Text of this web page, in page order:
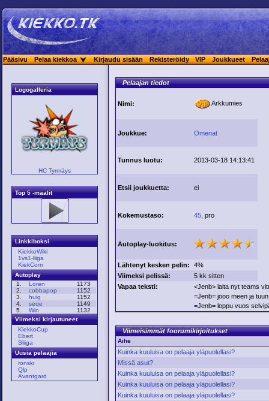
Pääsivu Pelaa kiekkoa Kirjaudu sisään Rekisteröidy VIP Joukkueet
Logogalleria
HC Tyrmäys
Top 5 -maalit
Linkkiboksi
KiekkoWiki
1vs1-liiga
KiekCom
Autoplay
1.
Loren
1173
2.
cobbapop
1152
3.
huig
1152
4.
seqe
1149
5.
Win
1132
Viimeksi kirjautuneet
KiekkoCup
Ebert
Sliiga
Uusia pelaajia
ronski
Qlp
Avantgard
Pelaajan tiedot
Nimi: Arkkumies
Joukkue: Omenat
Tunnus luotu: 2013-03-18 14:13:41
Etsii joukkuetta: ei
Kokemustaso: 45 , pro
Autoplay-luokitus:
Lähtenyt kesken pelin:
4%
Viimeksi pelissä:
5 kk sitten
Vapaa teksti:
<Jenb> laita nyt teams
=Jenb= jooo meen ja
=Jenb= loppu vuos
Viimeisimmät foorumikirjoitukset
Aihe
Kuinka kuuluisa on pelaaja yläpuolellasi?
Missä asut?
Kuinka kuuluisa on pelaaja yläpuolellasi?
Kuinka kuuluisa on pelaaja yläpuolellasi?
Kuinka kuuluisa on pelaaja yläpuolellasi?